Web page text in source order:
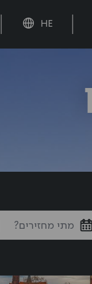
HE
נבחרה: 10:00